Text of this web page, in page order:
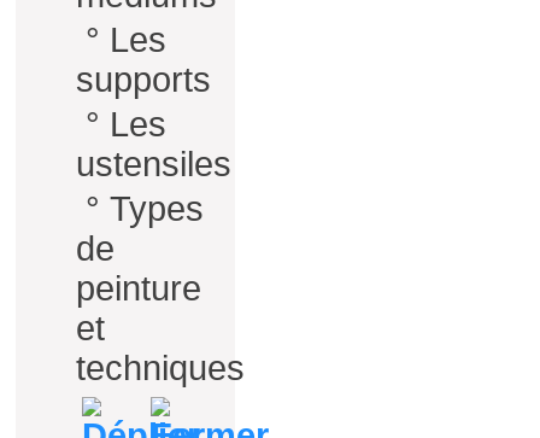
° Les
supports
° Les
ustensiles
° Types
de
peinture
et
techniques